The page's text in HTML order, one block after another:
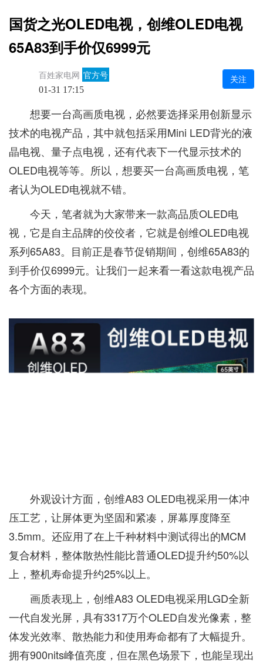
国货之光OLED电视，创维OLED电视
65A83到手价仅6999元
百姓家电网 官方号
01-31 17:15
关注
想要一台高画质电视，必然要选择采用创新显示
技术的电视产品，其中就包括采用Mini LED背光的液
晶电视、量子点电视，还有代表下一代显示技术的
OLED电视等等。所以，想要买一台高画质电视，笔
者认为OLED电视就不错。
今天，笔者就为大家带来一款高品质OLED电
视，它是自主品牌的佼佼者，它就是创维OLED电视
系列65A83。目前正是春节促销期间，创维65A83的
到手价仅6999元。让我们一起来看一看这款电视产品
各个方面的表现。
外观设计方面，创维A83 OLED电视采用一体冲
压工艺，让屏体更为坚固和紧凑，屏幕厚度降至
3.5mm。还应用了在上千种材料中测试得出的MCM
复合材料，整体散热性能比普通OLED提升约50%以
上，整机寿命提升约25%以上。
画质表现上，创维A83 OLED电视采用LGD全新
一代自发光屏，具有3317万个OLED自发光像素，整
体发光效率、散热能力和使用寿命都有了大幅提升。
拥有900nits峰值亮度，但在黑色场景下，也能呈现出